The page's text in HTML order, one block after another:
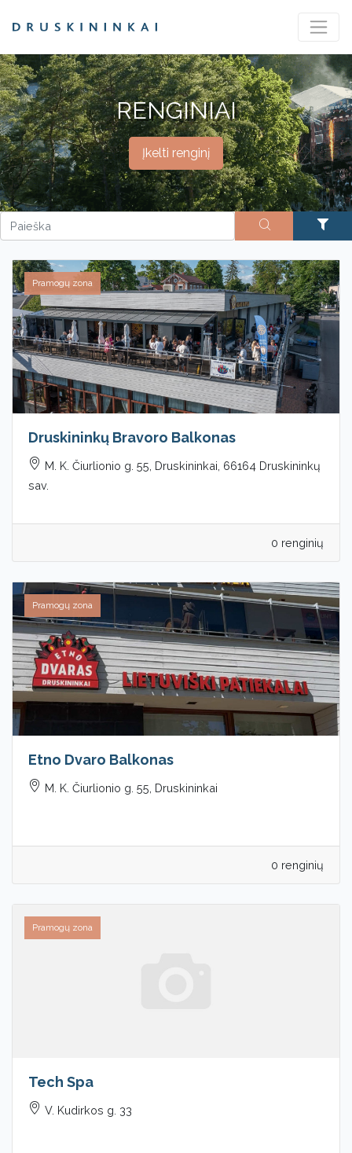
RENGINIAI
Įkelti renginį
Pramogų zona
Druskininkų Bravoro Balkonas
M. K. Čiurlionio g. 55, Druskininkai, 66164 Druskininkų
sav.
0 renginių
Pramogų zona
Etno Dvaro Balkonas
M. K. Čiurlionio g. 55, Druskininkai
0 renginių
Pramogų zona
Tech Spa
V. Kudirkos g. 33